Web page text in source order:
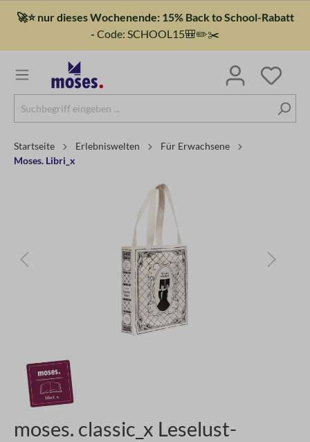
🚀⭐ nur dieses Wochenende: 15% Back to School-Rabatt
- Code: SCHOOL15🎒✏️✂️
Startseite Erlebniswelten
Für Erwachsene
Moses. Libri_x
moses. classic_x Leselust-